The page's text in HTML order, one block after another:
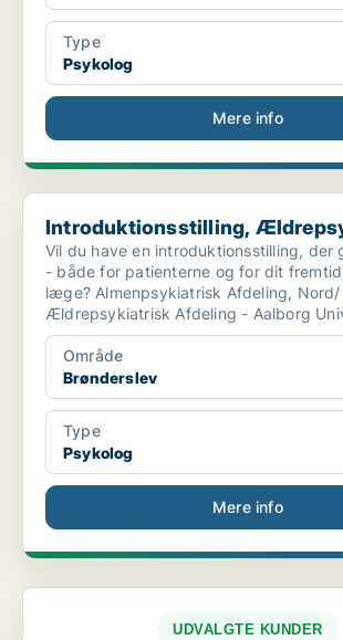
Type
Psykolog
Mere info
Introduktionsstilling, Ældrepsykiatri
Introduktionsstilling,
Vil du have en introduktionsstilling, der
- både for patienterne og for dit
læge? Almenpsykiatrisk Afdeling, Nord/
Ældrepsykiatrisk Afdeling - Aalborg
Område
Brønderslev
Type
Psykolog
Mere info
UDVALGTE KUNDER